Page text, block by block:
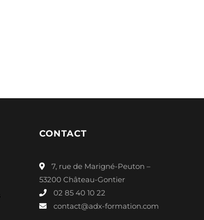
CONTACT
7, rue de Marigné-Peuton –
53200 Château-Gontier
02 85 40 10 22
contact@adx-formation.com